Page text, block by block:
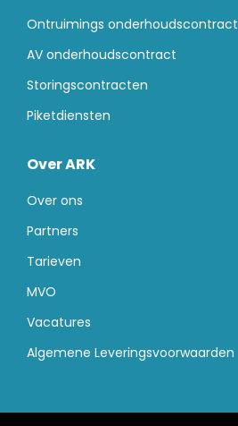
Ontruimings onderhoudscontract
AV onderhoudscontract
Storingscontracten
Piketdiensten
Over ARK
Over ons
Partners
Tarieven
MVO
Vacatures
Algemene Leveringsvoorwaarden